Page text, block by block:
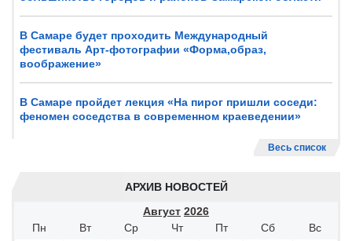
В Самаре будет проходить Международный
фестиваль Арт-фотографии «Форма,образ,
воображение»
В Самаре пройдет лекция «На пирог пришли соседи:
феномен соседства в современном краеведении»
Весь список
АРХИВ НОВОСТЕЙ
Август 2026
Пн
Вт Ср Чт Пт Сб
Вс